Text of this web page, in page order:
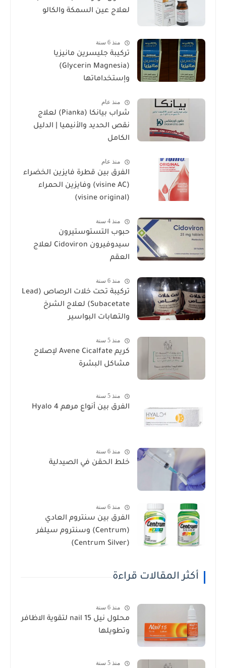
لعلاج عين السمكة والكالو
منذ 6 سنة
تركيبة جليسرين مانيزيا
(Glycerin Magnesia)
وإستخداماتها
منذ عام
شراب بيانكا (Pianka) لعلاج
نقص الحديد والأنيميا | الدليل
الكامل
منذ عام
الفرق بين قطرة فايزين الخضراء
(visine AC) وفايزين الحمراء
(visine original)
منذ 4 سنة
حبوب التستوستيرون
سيدوفيرون Cidoviron لعلاج
العقم
منذ 6 سنة
تركيبة تحت خلات الرصاص (Lead
Subacetate) لعلاج الشرخ
والتهابات البواسير
منذ 5 سنة
كريم Avene Cicalfate لإصلاح
مشاكل البشرة
منذ 5 سنة
الفرق بين أنواع مرهم Hyalo 4
منذ 6 سنة
خلط الحقن في الصيدلية
منذ 6 سنة
الفرق بين سنتروم العادي
(Centrum) وسنتروم سيلفر
(Centrum Silver)
أكثر المقالات قراءة
منذ 6 سنة
محلول نيل nail 15 لتقوية الاظافر
وتطويلها
منذ 5 سنة